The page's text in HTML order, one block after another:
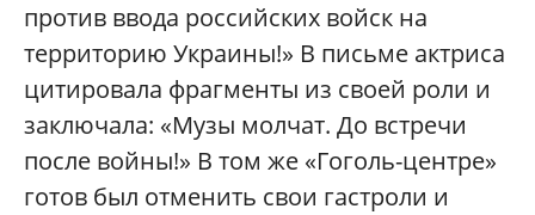
против ввода российских войск на
территорию Украины!» В письме актриса
цитировала фрагменты из своей роли и
заключала: «Музы молчат. До встречи
после войны!» В том же «Гоголь-центре»
готов был отменить свои гастроли и